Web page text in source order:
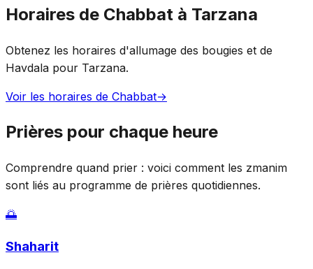
Horaires de Chabbat à Tarzana
Obtenez les horaires d'allumage des bougies et de
Havdala pour Tarzana.
Voir les horaires de Chabbat→
Prières pour chaque heure
Comprendre quand prier : voici comment les zmanim
sont liés au programme de prières quotidiennes.
🌅
Shaharit